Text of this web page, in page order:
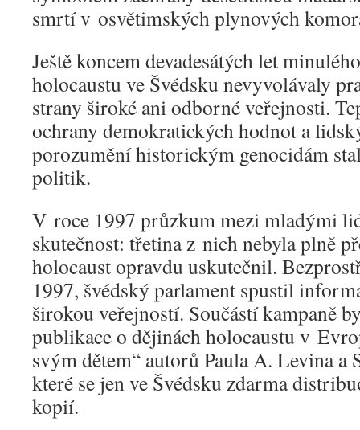
smrtí v osvětimských plynových
Ještě koncem devadesátých let
holocaustu ve Švédsku nevyvolávaly
strany široké ani odborné veřejnosti.
ochrany demokratických hodnot a
porozumění historickým genocidám
politik.
V roce 1997 průzkum mezi mladými
skutečnost: třetina z nich nebyla plně
holocaust opravdu uskutečnil.
1997, švédský parlament spustil
širokou veřejností. Součástí kampaně
publikace o dějinách holocaustu v
svým dětem“ autorů Paula A. Levina a
které se jen ve Švédsku zdarma
kopií.